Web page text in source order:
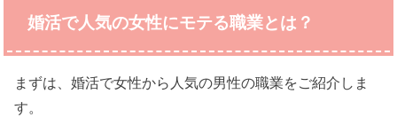
婚活で人気の女性にモテる職業とは？
まずは、婚活で女性から人気の男性の職業をご紹介しま
す。